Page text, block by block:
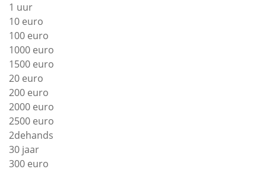
1 uur
10 euro
100 euro
1000 euro
1500 euro
20 euro
200 euro
2000 euro
2500 euro
2dehands
30 jaar
300 euro